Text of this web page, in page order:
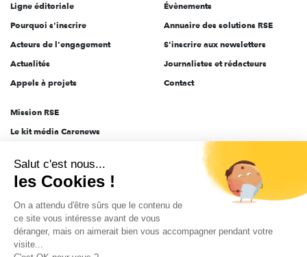
Ligne éditoriale
Pourquoi s'inscrire
Acteurs de l'engagement
Actualités
Appels à projets
Évènements
Annuaire des solutions RSE
S'inscrire aux newsletters
Journalistes et rédacteurs
Contact
Mission RSE
Le kit média Carenews
AEF info
Novethic
PRODURABLE
Inclusiv Day
Salut c'est nous...
les Cookies !
On a attendu d'être sûrs que le contenu de
ce site vous intéresse avant de vous
déranger, mais on aimerait bien vous accompagner pendant votre
visite...